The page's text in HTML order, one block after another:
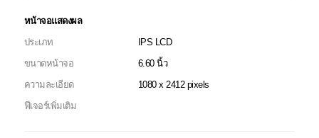
หน้าจอแสดงผล
ประเภท
IPS LCD
ขนาดหน้าจอ
6.60 นิ้ว
ความละเอียด
1080 x 2412 pixels
ฟีเจอร์เพิ่มเติม